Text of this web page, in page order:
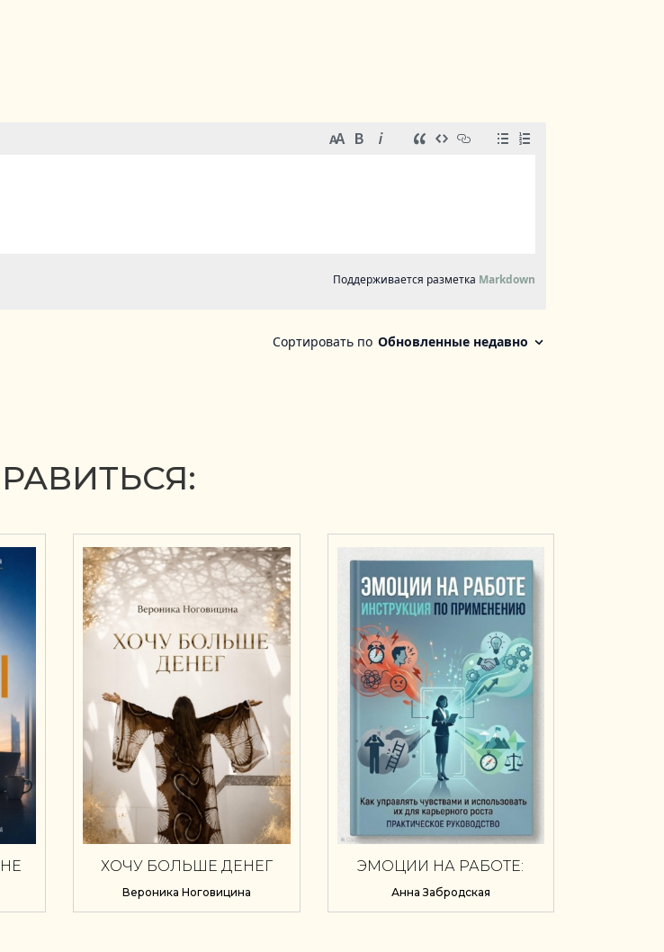
ХОЧУ БОЛЬШЕ ДЕНЕГ
Вероника Ноговицина
ЭМОЦИИ НА РАБОТЕ:
ИНСТРУКЦИЯ ПО
ПРИМЕНЕНИЮ
Анна Забродская